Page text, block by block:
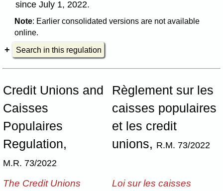
since July 1, 2022.
Note: Earlier consolidated versions are not available
online.
Search in this regulation
Credit Unions and
Caisses
Populaires
Regulation,
M.R. 73/2022
Règlement sur les
caisses populaires
et les credit
unions, R.M. 73/2022
The Credit Unions
Loi sur les caisses